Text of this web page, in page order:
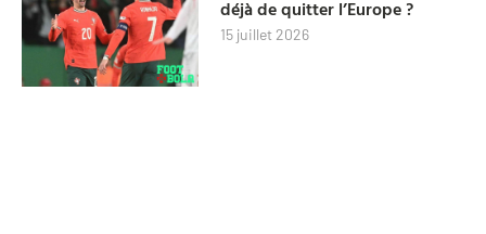
déjà de quitter l’Europe ?
15 juillet 2026